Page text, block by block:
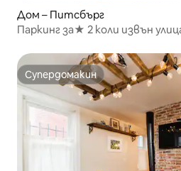
Дом – Питсбърг
Паркинг за★ 2 коли извън
Супердомакин
Супердомакин